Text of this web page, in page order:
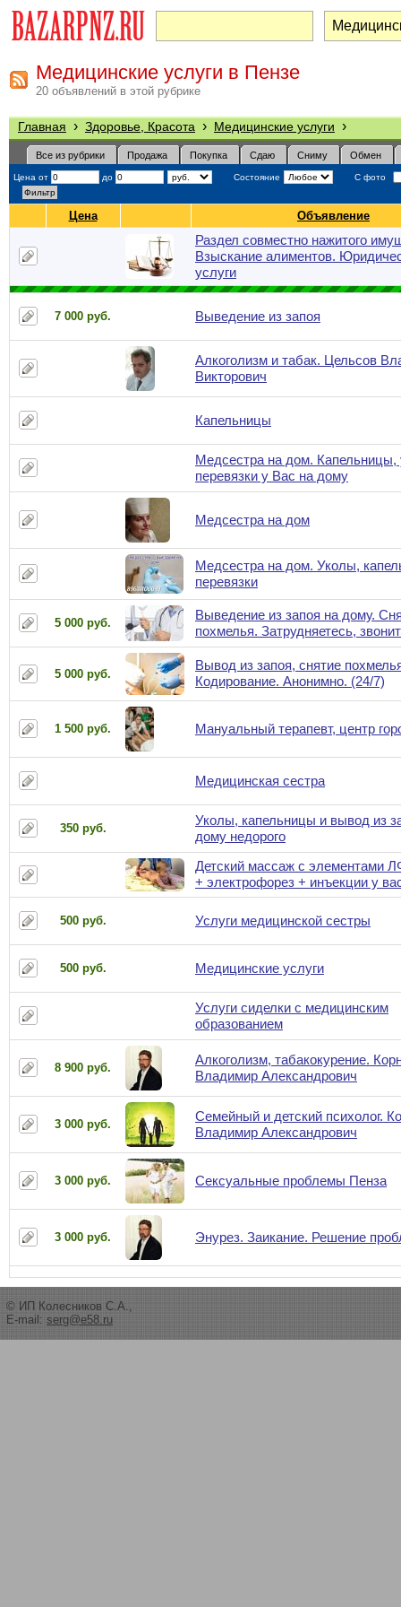
Медицинские услуги в Пензе
20 объявлений в этой рубрике
Главная › Здоровье, Красота › Медицинские услуги ›
Все из рубрики Продажа Покупка Сдаю Сниму Обмен
Цена от до Состояние С фото
Цена Объявление
Раздел совместно нажитого
Взыскание алиментов.
услуги
7 000 руб. Выведение из запоя
Алкоголизм и табак. Цельсов
Викторович
Капельницы
Медсестра на дом. Капельницы,
перевязки у Вас на дому
Медсестра на дом
Медсестра на дом. Уколы,
перевязки
5 000 руб.
Выведение из запоя на дому.
похмелья. Затрудняетесь,
5 000 руб.
Вывод из запоя, снятие
Кодирование. Анонимно. (24/7)
1 500 руб. Мануальный терапевт, центр
Медицинская сестра
350 руб.
Уколы, капельницы и вывод из
дому недорого
Детский массаж с элементами
+ электрофорез + инъекции у
500 руб. Услуги медицинской сестры
500 руб. Медицинские услуги
Услуги сиделки с медицинским
образованием
8 900 руб.
Алкоголизм, табакокурение.
Владимир Александрович
3 000 руб.
Семейный и детский психолог.
Владимир Александрович
3 000 руб. Сексуальные проблемы Пенза
3 000 руб. Энурез. Заикание. Решение
© ИП Колесников С.А.,
E-mail: serg@e58.ru